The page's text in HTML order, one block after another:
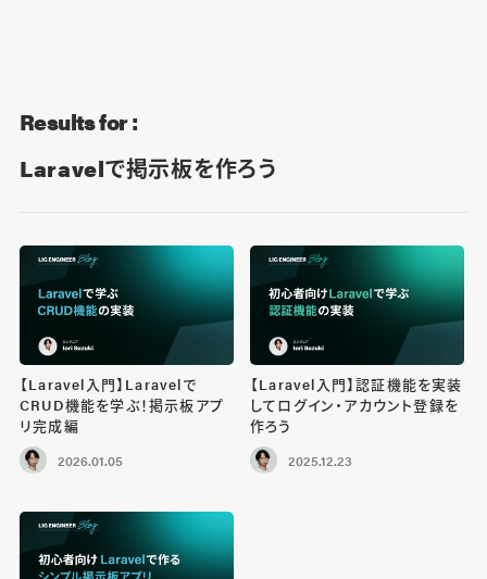
Results for :
Laravelで掲示板を作ろう
【Laravel入門】Laravelで
CRUD機能を学ぶ！掲示板アプ
リ完成編
2026.01.05
【Laravel入門】認証機能を実装
してログイン・アカウント登録を
作ろう
2025.12.23